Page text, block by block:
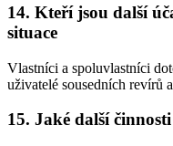
14. Kteří jsou další
situace
Vlastníci a spoluvlastníci
uživatelé sousedních revírů
15. Jaké další